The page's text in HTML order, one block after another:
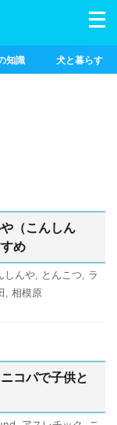
知識 犬と暮らす
（こんしん
め
しんや とんこつ
ラ
相模原
コパで子供と